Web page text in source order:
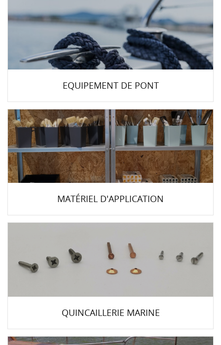
EQUIPEMENT DE PONT
MATÉRIEL D'APPLICATION
QUINCAILLERIE MARINE